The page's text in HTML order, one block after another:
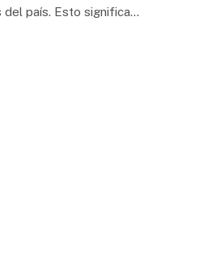
del país. Esto significa…